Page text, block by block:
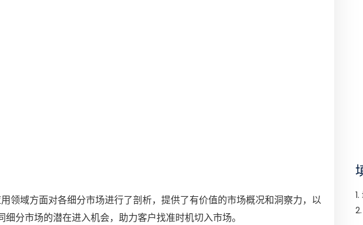
领域方面对各细分市场进行了剖析，提供了有价值的市场概况和洞察力，以
分市场的潜在进入机会，助力客户找准时机切入市场。